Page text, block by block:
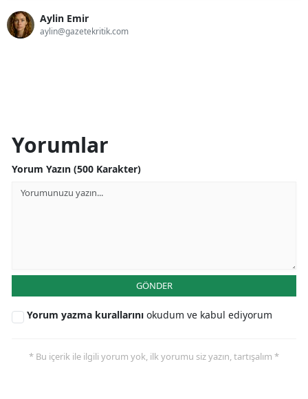
Aylin Emir
aylin@gazetekritik.com
Yorumlar
Yorum Yazın (500 Karakter)
GÖNDER
Yorum yazma kurallarını okudum ve kabul ediyorum
* Bu içerik ile ilgili yorum yok, ilk yorumu siz yazın, tartışalım *